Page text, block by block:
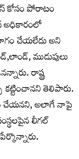
కోసం పోరాటం
అధికారంలో
చేయలేదు అని
ముడుపులు
రాష్ట్ర
కట్టించానని తెలిపారు.
చేయనని, అలాగే నాపై
లీగల్